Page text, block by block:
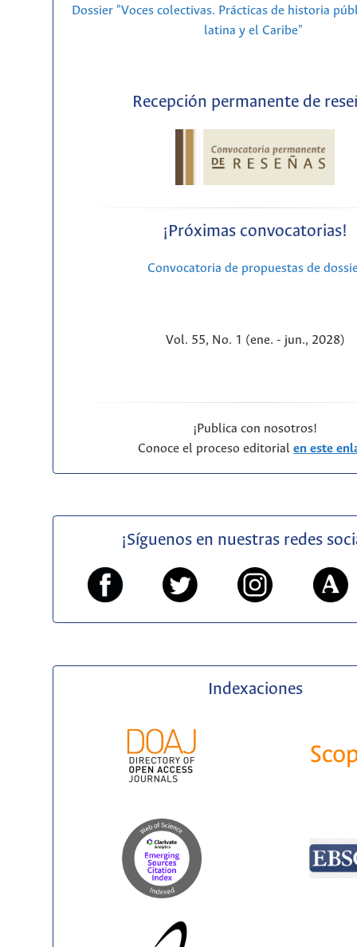
Dossier "Voces colectivas. Prácticas de historia
latina y el Caribe"
Recepción permanente de
¡Próximas convocatorias!
Convocatoria de propuestas de
Vol. 55, No. 1 (ene. - jun., 2028)
¡Publica con nosotros!
Conoce el proceso editorialen este
¡Síguenos en nuestras redes
Indexaciones